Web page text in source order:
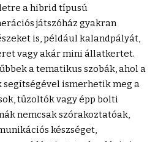
a hibrid típusú
játszóház gyakran
is, például kalandpályát,
vagy akár mini állatkertet.
a tematikus szobák, ahol a
segítségével ismerhetik meg a
tűzoltók vagy épp bolti
nemcsak szórakoztatóak,
készséget,